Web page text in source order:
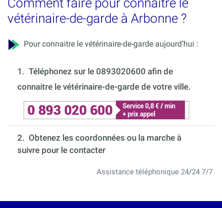
vétérinaire-de-garde à Arbonne ?
Pour connaitre le vétérinaire-de-garde aujourd’hui :
1. Téléphonez sur le 0893020600 afin de
connaitre le vétérinaire-de-garde de votre ville.
2. Obtenez les coordonnées ou la marche à
suivre pour le contacter
Assistance téléphonique 24/24 7/7